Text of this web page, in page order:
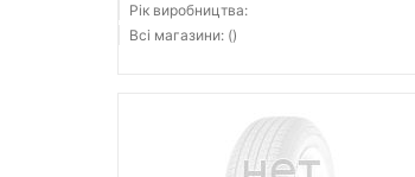
Рік виробництва:
Всі магазини: ()